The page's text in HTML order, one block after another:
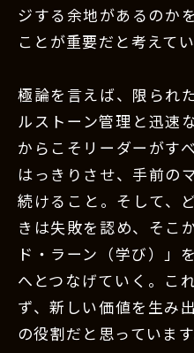
ジする余地があるのか
ことが重要だと考えてい
極論を言えば、限られ
ルストーン管理と迅速
からこそリーダーがす
はっきりさせ、手前の
続けること。そして、
きは失敗を認め、そこ
ド・ラーン（学び）」
へとつなげていく。こ
ず、新しい価値を生み
の役割だと思っています